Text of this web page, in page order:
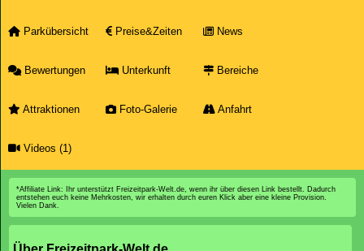
Parkübersicht Preise&Zeiten News
Bewertungen Unterkunft Bereiche
Attraktionen Foto-Galerie Anfahrt
Videos (1)
*Affiliate Link: Ihr unterstützt Freizeitpark-Welt.de, wenn ihr über diesen Link bestellt. Dadurch
entstehen euch keine Mehrkosten, wir erhalten durch euren Klick aber eine kleine Provision.
Vielen Dank.